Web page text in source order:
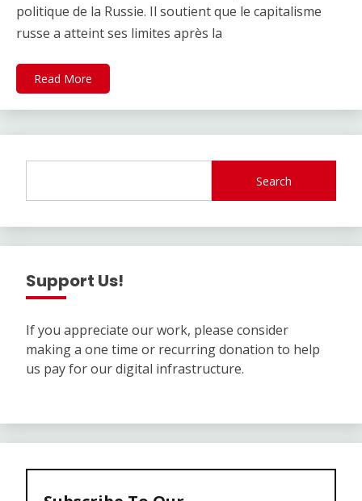
politique de la Russie. Il soutient que le capitalisme
russe a atteint ses limites après la
Read More
Search
Support Us!
If you appreciate our work, please consider
making a one time or recurring donation to help
us pay for our digital infrastructure.